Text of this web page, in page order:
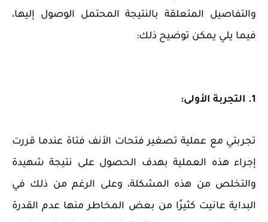
والتفاصيل المتعلقة بالنتيجة المحتمل الوصول إليها،
فيما يلي يمكن توضيح ذلك:
1. التجربة الأولى:
تجربتي مع عملية تصغير فتحات الأنف فتاة عندما قررت
إجراء هذه العملية بهدف الحصول على نتيجة شهيدة
والتخلص من هذه المشكلة، وعلى الرغم من ذلك في
البداية عانيت كثيرًا من بعض المخاطر منها عدم القدرة